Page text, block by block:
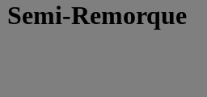
Remorque